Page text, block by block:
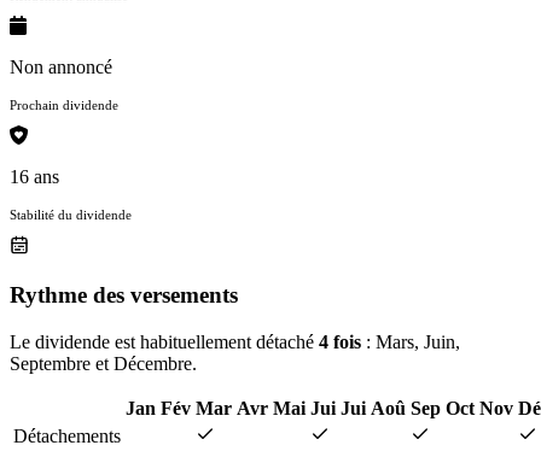
Non annoncé
Prochain dividende
16 ans
Stabilité du dividende
Rythme des versements
Le dividende est habituellement détaché 4 fois : Mars, Juin,
Septembre et Décembre.
Jan Fév Mar Avr Mai Jui Jui Aoû Sep Oct Nov
Détachements